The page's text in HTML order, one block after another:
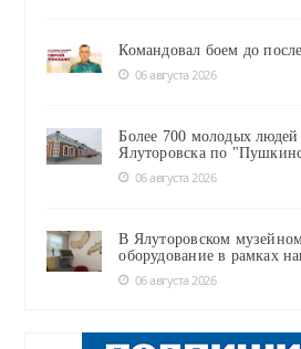
Командовал боем до
06 августа 2026
Более 700 молодых людей
Ялуторовска по
06 августа 2026
В Ялуторовском
оборудование в рамках
06 августа 2026